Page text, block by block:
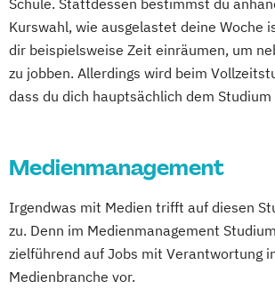
Schule. Stattdessen bestimmst du
Kurswahl, wie ausgelastet deine Woche
dir beispielsweise Zeit einräumen, um
zu jobben. Allerdings wird beim
dass du dich hauptsächlich dem
Medienmanagement
Irgendwas mit Medien trifft auf diesen
zu. Denn im Medienmanagement
zielführend auf Jobs mit Verantwortung
Medienbranche vor.